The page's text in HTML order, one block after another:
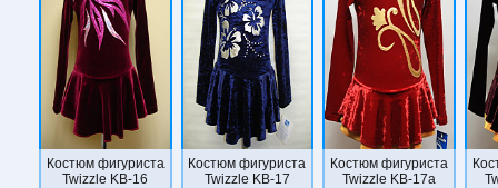
Костюм фигуриста
Twizzle KB-16
Костюм фигуриста
Twizzle KB-17
Костюм фигуриста
Twizzle KB-17a